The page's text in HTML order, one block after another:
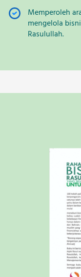
Memperoleh
mengelola
Rasulullah.